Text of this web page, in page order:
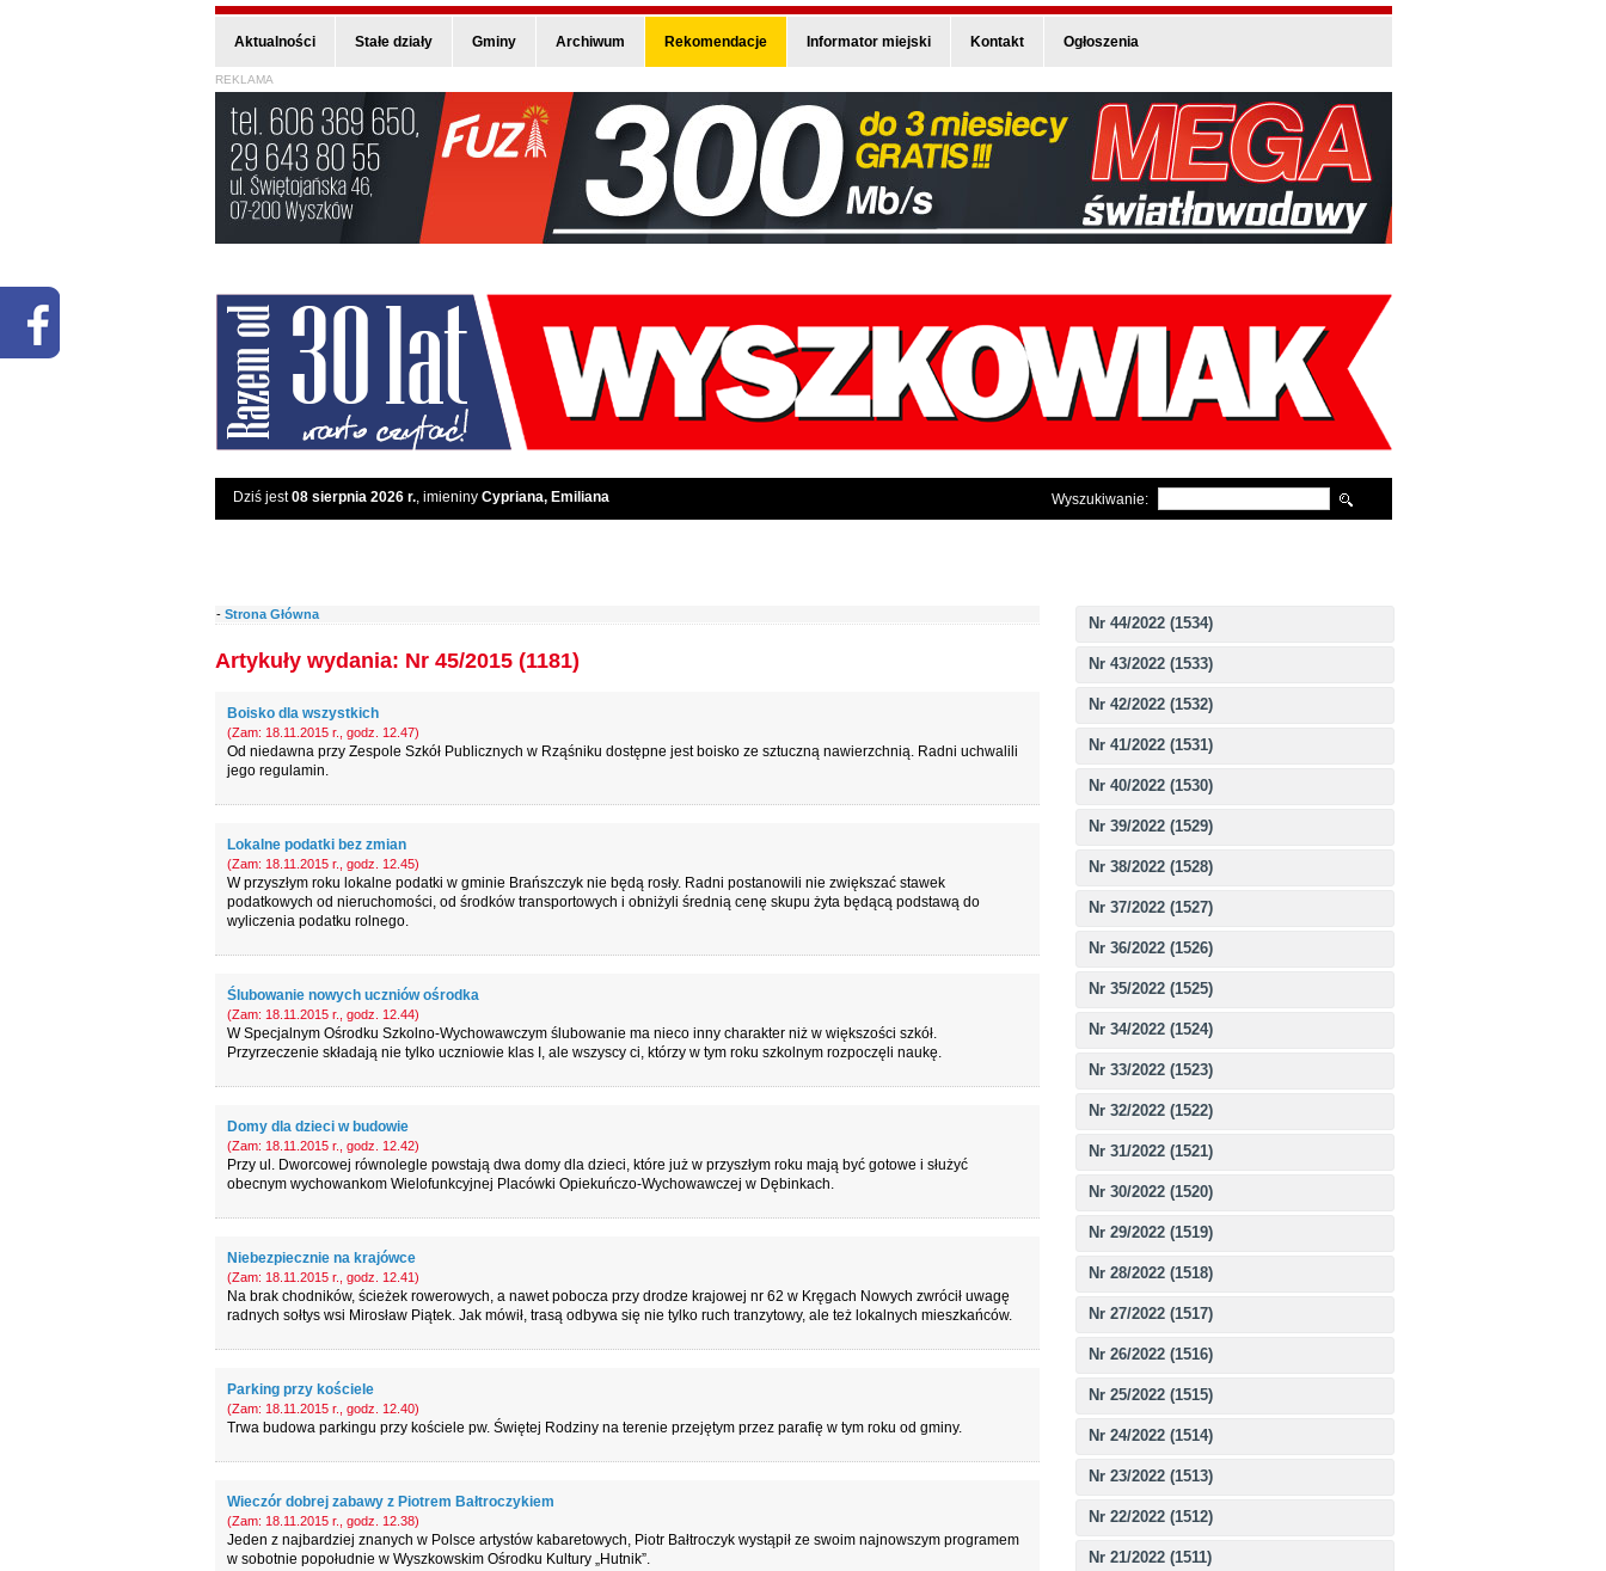
Aktualności Stałe działy Gminy Archiwum Rekomendacje Informator miejski Kontakt Ogłoszenia
REKLAMA
Dziś jest08 sierpnia 2026 r., imieniny Cypriana, Emiliana Wyszukiwanie:
Nr 44/2022 (1534)
Nr 43/2022 (1533)
Nr 42/2022 (1532)
Nr 41/2022 (1531)
Nr 40/2022 (1530)
Nr 39/2022 (1529)
Nr 38/2022 (1528)
Nr 37/2022 (1527)
Nr 36/2022 (1526)
Nr 35/2022 (1525)
Nr 34/2022 (1524)
Nr 33/2022 (1523)
Nr 32/2022 (1522)
Nr 31/2022 (1521)
Nr 30/2022 (1520)
Nr 29/2022 (1519)
Nr 28/2022 (1518)
Nr 27/2022 (1517)
Nr 26/2022 (1516)
Nr 25/2022 (1515)
Nr 24/2022 (1514)
Nr 23/2022 (1513)
Nr 22/2022 (1512)
Nr 21/2022 (1511)
- Strona Główna
Artykuły wydania: Nr 45/2015 (1181)
Boisko dla wszystkich
(Zam: 18.11.2015 r., godz. 12.47)
Od niedawna przy Zespole Szkół Publicznych w Rząśniku dostępne jest boisko ze sztuczną nawierzchnią. Radni uchwalili
jego regulamin.
Lokalne podatki bez zmian
(Zam: 18.11.2015 r., godz. 12.45)
W przyszłym roku lokalne podatki w gminie Brańszczyk nie będą rosły. Radni postanowili nie zwiększać stawek
podatkowych od nieruchomości, od środków transportowych i obniżyli średnią cenę skupu żyta będącą podstawą do
wyliczenia podatku rolnego.
Ślubowanie nowych uczniów ośrodka
(Zam: 18.11.2015 r., godz. 12.44)
W Specjalnym Ośrodku Szkolno-Wychowawczym ślubowanie ma nieco inny charakter niż w większości szkół.
Przyrzeczenie składają nie tylko uczniowie klas I, ale wszyscy ci, którzy w tym roku szkolnym rozpoczęli naukę.
Domy dla dzieci w budowie
(Zam: 18.11.2015 r., godz. 12.42)
Przy ul. Dworcowej równolegle powstają dwa domy dla dzieci, które już w przyszłym roku mają być gotowe i służyć
obecnym wychowankom Wielofunkcyjnej Placówki Opiekuńczo-Wychowawczej w Dębinkach.
Niebezpiecznie na krajówce
(Zam: 18.11.2015 r., godz. 12.41)
Na brak chodników, ścieżek rowerowych, a nawet pobocza przy drodze krajowej nr 62 w Kręgach Nowych zwrócił uwagę
radnych sołtys wsi Mirosław Piątek. Jak mówił, trasą odbywa się nie tylko ruch tranzytowy, ale też lokalnych mieszkańców.
Parking przy kościele
(Zam: 18.11.2015 r., godz. 12.40)
Trwa budowa parkingu przy kościele pw. Świętej Rodziny na terenie przejętym przez parafię w tym roku od gminy.
Wieczór dobrej zabawy z Piotrem Bałtroczykiem
(Zam: 18.11.2015 r., godz. 12.38)
Jeden z najbardziej znanych w Polsce artystów kabaretowych, Piotr Bałtroczyk wystąpił ze swoim najnowszym programem
w sobotnie popołudnie w Wyszkowskim Ośrodku Kultury „Hutnik”.